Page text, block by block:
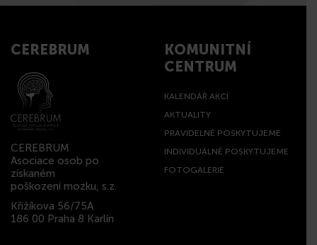
CEREBRUM
CEREBRUM
Asociace osob po
získaném
poškození mozku, s.z.
Křižíkova 56/75A
186 00 Praha 8 Karlín
KOMUNITNÍ
CENTRUM
KALENDÁŘ AKCÍ
AKTUALITY
PRAVIDELNĚ POSKYTUJEME
INDIVIDUÁLNĚ POSKYTUJEME
FOTOGALERIE